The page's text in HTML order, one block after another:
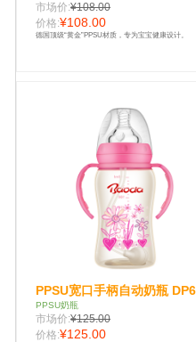
市场价:¥108.00
价格:¥108.00
德国顶级“黄金”PPSU材质，专为宝宝健康设计。
PPSU宽口手柄自动奶瓶
PPSU奶瓶
市场价:¥125.00
价格:¥125.00